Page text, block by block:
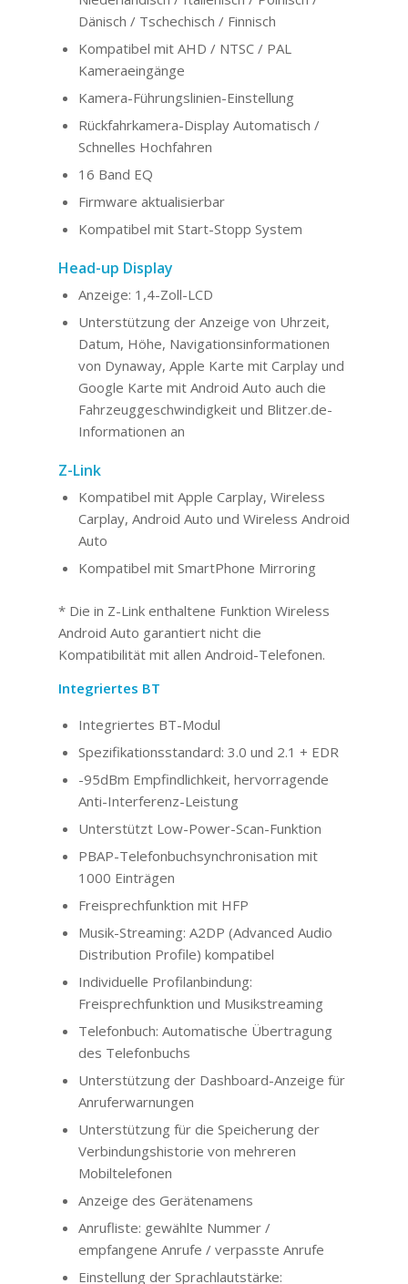
Dänisch / Tschechisch / Finnisch
Kompatibel mit AHD / NTSC / PAL
Kameraeingänge
Kamera-Führungslinien-Einstellung
Rückfahrkamera-Display Automatisch /
Schnelles Hochfahren
16 Band EQ
Firmware aktualisierbar
Kompatibel mit Start-Stopp System
Head-up Display
Anzeige: 1,4-Zoll-LCD
Unterstützung der Anzeige von Uhrzeit,
Datum, Höhe, Navigationsinformationen
von Dynaway, Apple Karte mit Carplay und
Google Karte mit Android Auto auch die
Fahrzeuggeschwindigkeit und Blitzer.de-
Informationen an
Z-Link
Kompatibel mit Apple Carplay, Wireless
Carplay, Android Auto und Wireless Android
Auto
Kompatibel mit SmartPhone Mirroring
* Die in Z-Link enthaltene Funktion Wireless
Android Auto garantiert nicht die
Kompatibilität mit allen Android-Telefonen.
Integriertes BT
Integriertes BT-Modul
Spezifikationsstandard: 3.0 und 2.1 + EDR
-95dBm Empfindlichkeit, hervorragende
Anti-Interferenz-Leistung
Unterstützt Low-Power-Scan-Funktion
PBAP-Telefonbuchsynchronisation mit
1000 Einträgen
Freisprechfunktion mit HFP
Musik-Streaming: A2DP (Advanced Audio
Distribution Profile) kompatibel
Individuelle Profilanbindung:
Freisprechfunktion und Musikstreaming
Telefonbuch: Automatische Übertragung
des Telefonbuchs
Unterstützung der Dashboard-Anzeige für
Anruferwarnungen
Unterstützung für die Speicherung der
Verbindungshistorie von mehreren
Mobiltelefonen
Anzeige des Gerätenamens
Anrufliste: gewählte Nummer /
empfangene Anrufe / verpasste Anrufe
Einstellung der Sprachlautstärke: